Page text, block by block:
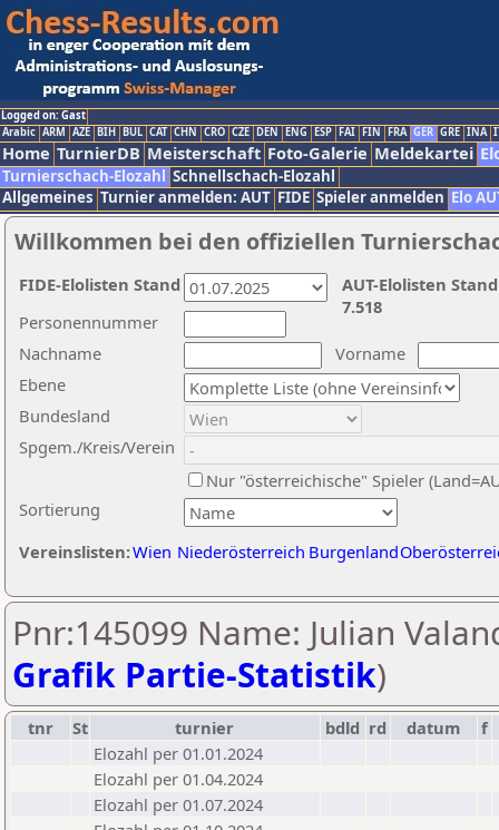
Logged on: Gast
Arabic ARM AZE BIH BUL CAT CHN CRO CZE DEN ENG ESP FAI FIN FRA GER GRE INA
Home TurnierDB Meisterschaft Foto-Galerie Meldekartei
Turnierschach-Elozahl Schnellschach-Elozahl
Allgemeines Turnier anmelden: AUT FIDE Spieler anmelden Elo
Willkommen bei den offiziellen
Nachname
Vorname
Ebene
Sortierung
Personennummer
Bundesland
Spgem./Kreis/Verein
Nur "österreichische" Spieler
Vereinslisten:Wien Niederösterreich Burgenland
AUT-Elolisten
7.518
FIDE-Elolisten Stand
Pnr:145099 Name: Julian
Grafik Partie-Statistik)
tnr St turnier bdld rd datum
f
Elozahl per 01.01.2024
Elozahl per 01.04.2024
Elozahl per 01.07.2024